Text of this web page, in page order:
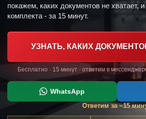
покажем, каких документов не хватает,
комплекта - за 15 минут.
УЗНАТЬ, КАКИХ
Бесплатно · 15 минут · ответим в
WhatsApp
Ответим за ~15